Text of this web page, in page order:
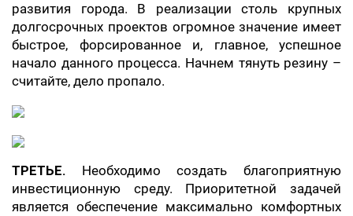
развития города. В реализации столь крупных
долгосрочных проектов огромное значение имеет
быстрое, форсированное и, главное, успешное
начало данного процесса. Начнем тянуть резину –
считайте, дело пропало.
ТРЕТЬЕ. Необходимо создать благоприятную
инвестиционную среду. Приоритетной задачей
является обеспечение максимально комфортных